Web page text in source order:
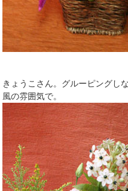
きょうこさん。グルーピング
風の雰囲気で。